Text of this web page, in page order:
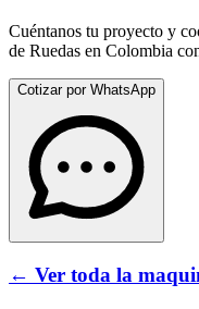
Cuéntanos tu proyecto y
de Ruedas en Colombia
Cotizar por WhatsApp
← Ver toda la